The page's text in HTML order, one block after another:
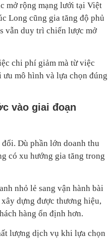
mở rộng mạng lưới tại Việt
Long cũng gia tăng độ phủ
vẫn duy trì chiến lược mở
chi phí giảm mà từ việc
mô hình và lựa chọn đúng
vào giai đoạn
Dù phần lớn doanh thu
có xu hướng gia tăng trong
nhỏ lẻ sang vận hành bài
dựng được thương hiệu,
hàng ổn định hơn.
lượng dịch vụ khi lựa chọn